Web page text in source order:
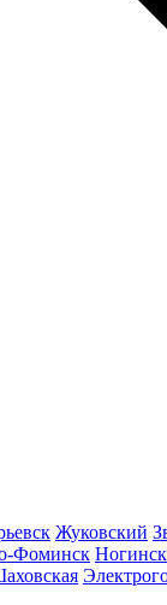
Жуковский
Фоминск Ногинск